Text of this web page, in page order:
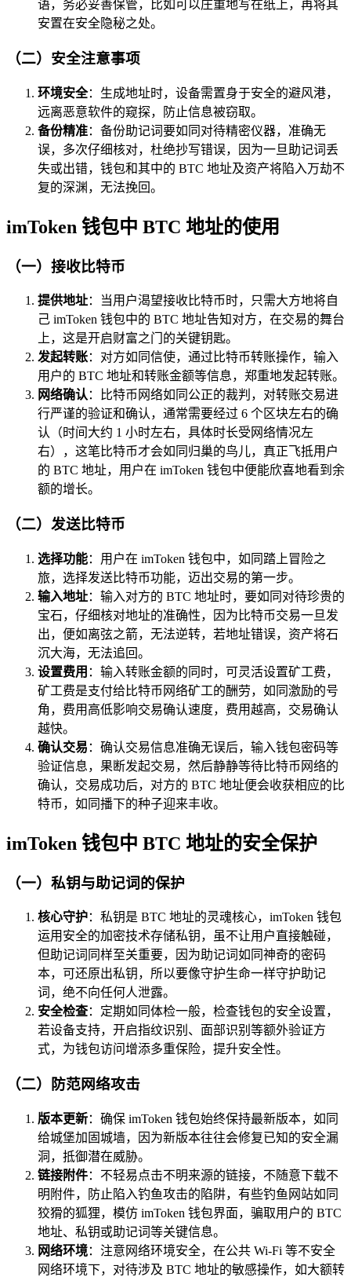
语，务必妥善保管，比如可以庄重地写在纸上，再将其
安置在安全隐秘之处。
（二）安全注意事项
环境安全：生成地址时，设备需置身于安全的避风港，
远离恶意软件的窥探，防止信息被窃取。
备份精准：备份助记词要如同对待精密仪器，准确无
误，多次仔细核对，杜绝抄写错误，因为一旦助记词丢
失或出错，钱包和其中的 BTC 地址及资产将陷入万劫不
复的深渊，无法挽回。
imToken 钱包中 BTC 地址的使用
（一）接收比特币
提供地址：当用户渴望接收比特币时，只需大方地将自
己 imToken 钱包中的 BTC 地址告知对方，在交易的舞台
上，这是开启财富之门的关键钥匙。
发起转账：对方如同信使，通过比特币转账操作，输入
用户的 BTC 地址和转账金额等信息，郑重地发起转账。
网络确认：比特币网络如同公正的裁判，对转账交易进
行严谨的验证和确认，通常需要经过 6 个区块左右的确
认（时间大约 1 小时左右，具体时长受网络情况左
右），这笔比特币才会如同归巢的鸟儿，真正飞抵用户
的 BTC 地址，用户在 imToken 钱包中便能欣喜地看到余
额的增长。
（二）发送比特币
选择功能：用户在 imToken 钱包中，如同踏上冒险之
旅，选择发送比特币功能，迈出交易的第一步。
输入地址：输入对方的 BTC 地址时，要如同对待珍贵的
宝石，仔细核对地址的准确性，因为比特币交易一旦发
出，便如离弦之箭，无法逆转，若地址错误，资产将石
沉大海，无法追回。
设置费用 ：输入转账金额的同时，可灵活设置矿工费，
矿工费是支付给比特币网络矿工的酬劳，如同激励的号
角，费用高低影响交易确认速度，费用越高，交易确认
越快。
确认交易 ：确认交易信息准确无误后，输入钱包密码等
验证信息，果断发起交易，然后静静等待比特币网络的
确认，交易成功后，对方的 BTC 地址便会收获相应的比
特币，如同播下的种子迎来丰收。
imToken 钱包中 BTC 地址的安全保护
（一）私钥与助记词的保护
核心守护：私钥是 BTC 地址的灵魂核心，imToken 钱包
运用安全的加密技术存储私钥，虽不让用户直接触碰，
但助记词同样至关重要，因为助记词如同神奇的密码
本，可还原出私钥，所以要像守护生命一样守护助记
词，绝不向任何人泄露。
安全检查：定期如同体检一般，检查钱包的安全设置，
若设备支持，开启指纹识别、面部识别等额外验证方
式，为钱包访问增添多重保险，提升安全性。
（二）防范网络攻击
版本更新：确保 imToken 钱包始终保持最新版本，如同
给城堡加固城墙，因为新版本往往会修复已知的安全漏
洞，抵御潜在威胁。
链接附件：不轻易点击不明来源的链接，不随意下载不
明附件，防止陷入钓鱼攻击的陷阱，有些钓鱼网站如同
狡猾的狐狸，模仿 imToken 钱包界面，骗取用户的 BTC
地址、私钥或助记词等关键信息。
网络环境：注意网络环境安全，在公共 Wi-Fi 等不安全
网络环境下，对待涉及 BTC 地址的敏感操作，如大额转